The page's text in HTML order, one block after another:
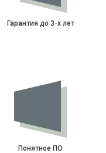
Гарантия до 3-х лет
Понятное ПО